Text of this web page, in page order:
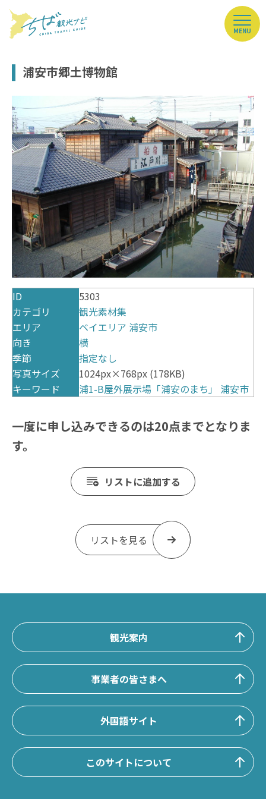
MENU
浦安市郷土博物館
ID
5303
カテゴリ
観光素材集
エリア
ベイエリア 浦安市
向き
横
季節
指定なし
写真サイズ
1024px×768px (178KB)
キーワード
浦1-B屋外展示場「浦安のまち」 浦安市
一度に申し込みできるのは20点までとなりま
す。
リストに追加する
リストを見る
観光案内
事業者の皆さまへ
外国語サイト
このサイトについて